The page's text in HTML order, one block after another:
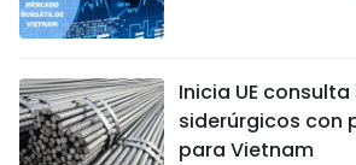
Inicia UE
siderúrgicos con
para Vietnam